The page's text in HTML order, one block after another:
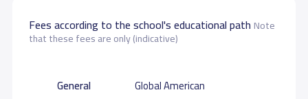
Fees according to the school's educational pathNote
that these fees are only (indicative)
General
Global American